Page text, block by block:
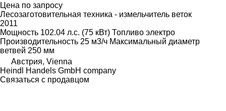
Цена по запросу
Лесозаготовительная техника - измельчитель веток
2011
Мощность 102.04 л.с. (75 кВт) Топливо электро
Производительность 25 м3/ч Максимальный диаметр
ветвей 250 мм
Австрия, Vienna
Heindl Handels GmbH company
Связаться с продавцом